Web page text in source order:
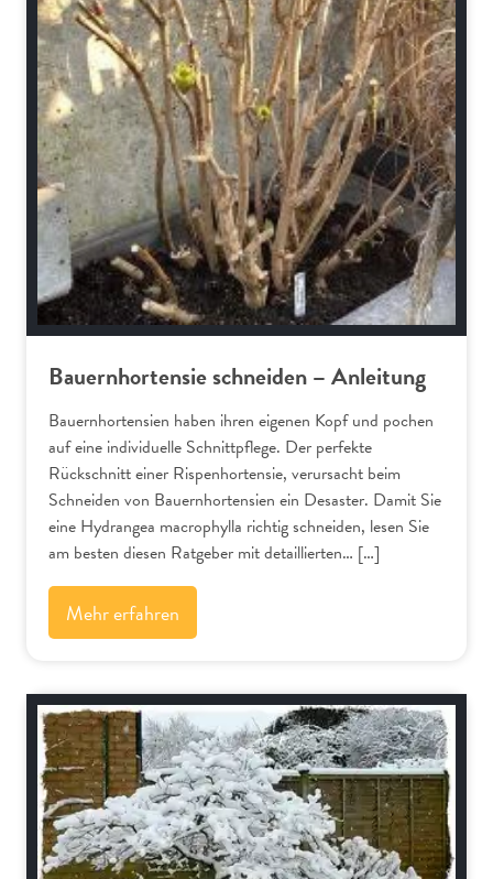
Bauernhortensie schneiden – Anleitung
Bauernhortensien haben ihren eigenen Kopf und pochen
auf eine individuelle Schnittpflege. Der perfekte
Rückschnitt einer Rispenhortensie, verursacht beim
Schneiden von Bauernhortensien ein Desaster. Damit Sie
eine Hydrangea macrophylla richtig schneiden, lesen Sie
am besten diesen Ratgeber mit detaillierten… […]
Mehr erfahren
Bäume und Sträucher